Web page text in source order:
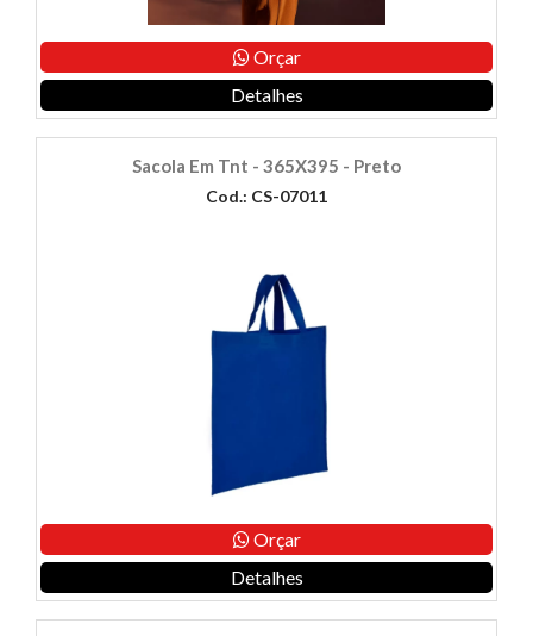
Orçar
Detalhes
Sacola Em Tnt - 365X395 - Preto
Cod.: CS-07011
Orçar
Detalhes